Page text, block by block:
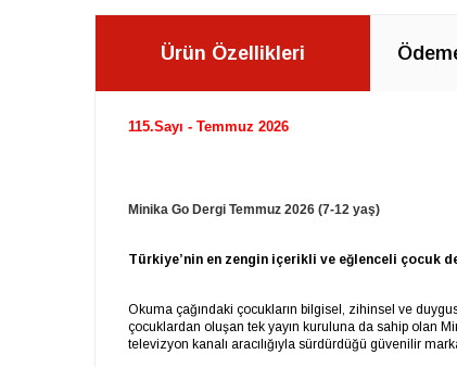
Ürün Özellikleri
115.Sayı - Temmuz 2026
Minika Go Dergi Temmuz 2026 (7-12 yaş)
Türkiye’nin en zengin içerikli ve eğlenceli çocuk
Okuma çağındaki çocukların bilgisel, zihinsel ve
çocuklardan oluşan tek yayın kuruluna da sahip olan
televizyon kanalı aracılığıyla sürdürdüğü güvenilir